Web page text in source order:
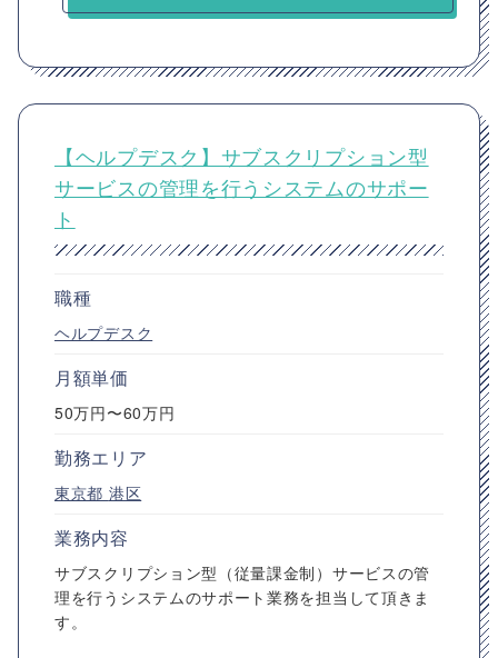
【ヘルプデスク】サブスクリプション型
サービスの管理を行うシステムのサポー
ト
職種
ヘルプデスク
月額単価
50万円〜60万円
勤務エリア
東京都 港区
業務内容
サブスクリプション型（従量課金制）サービスの管
理を行うシステムのサポート業務を担当して頂きま
す。